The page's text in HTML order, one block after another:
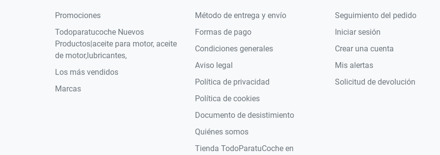
Promociones
Todoparatucoche Nuevos
Productos|aceite para motor, aceite
de motor,lubricantes,
Los más vendidos
Marcas
Método de entrega y envío
Formas de pago
Condiciones generales
Aviso legal
Política de privacidad
Política de cookies
Documento de desistimiento
Quiénes somos
Tienda TodoParatuCoche en
Seguimiento del pedido
Iniciar sesión
Crear una cuenta
Mis alertas
Solicitud de devolución